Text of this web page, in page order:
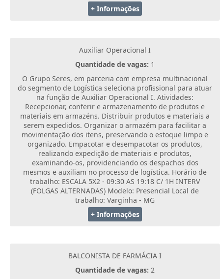
+ Informações
Auxiliar Operacional I
Quantidade de vagas: 1
O Grupo Seres, em parceria com empresa multinacional
do segmento de Logística seleciona profissional para atuar
na função de Auxiliar Operacional I. Atividades:
Recepcionar, conferir e armazenamento de produtos e
materiais em armazéns. Distribuir produtos e materiais a
serem expedidos. Organizar o armazém para facilitar a
movimentação dos itens, preservando o estoque limpo e
organizado. Empacotar e desempacotar os produtos,
realizando expedição de materiais e produtos,
examinando-os, providenciando os despachos dos
mesmos e auxiliam no processo de logística. Horário de
trabalho: ESCALA 5X2 - 09:30 AS 19:18 C/ 1H INTERV
(FOLGAS ALTERNADAS) Modelo: Presencial Local de
trabalho: Varginha - MG
+ Informações
BALCONISTA DE FARMÁCIA I
Quantidade de vagas: 2